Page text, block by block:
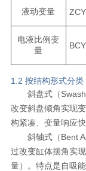
液动变量 ZCY
电液比例变
量
BCY
1.2 按结构形式分
斜盘式（
改变斜盘倾角实现
构紧凑、变量响应
斜轴式（Bent
过改变缸体摆角实
量）。特点是自吸